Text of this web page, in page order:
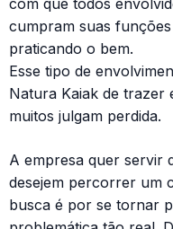
com que todos
cumpram suas
praticando o bem.
Esse tipo de
Natura Kaiak de trazer
muitos julgam perdida.
A empresa quer servir
desejem percorrer um
busca é por se tornar